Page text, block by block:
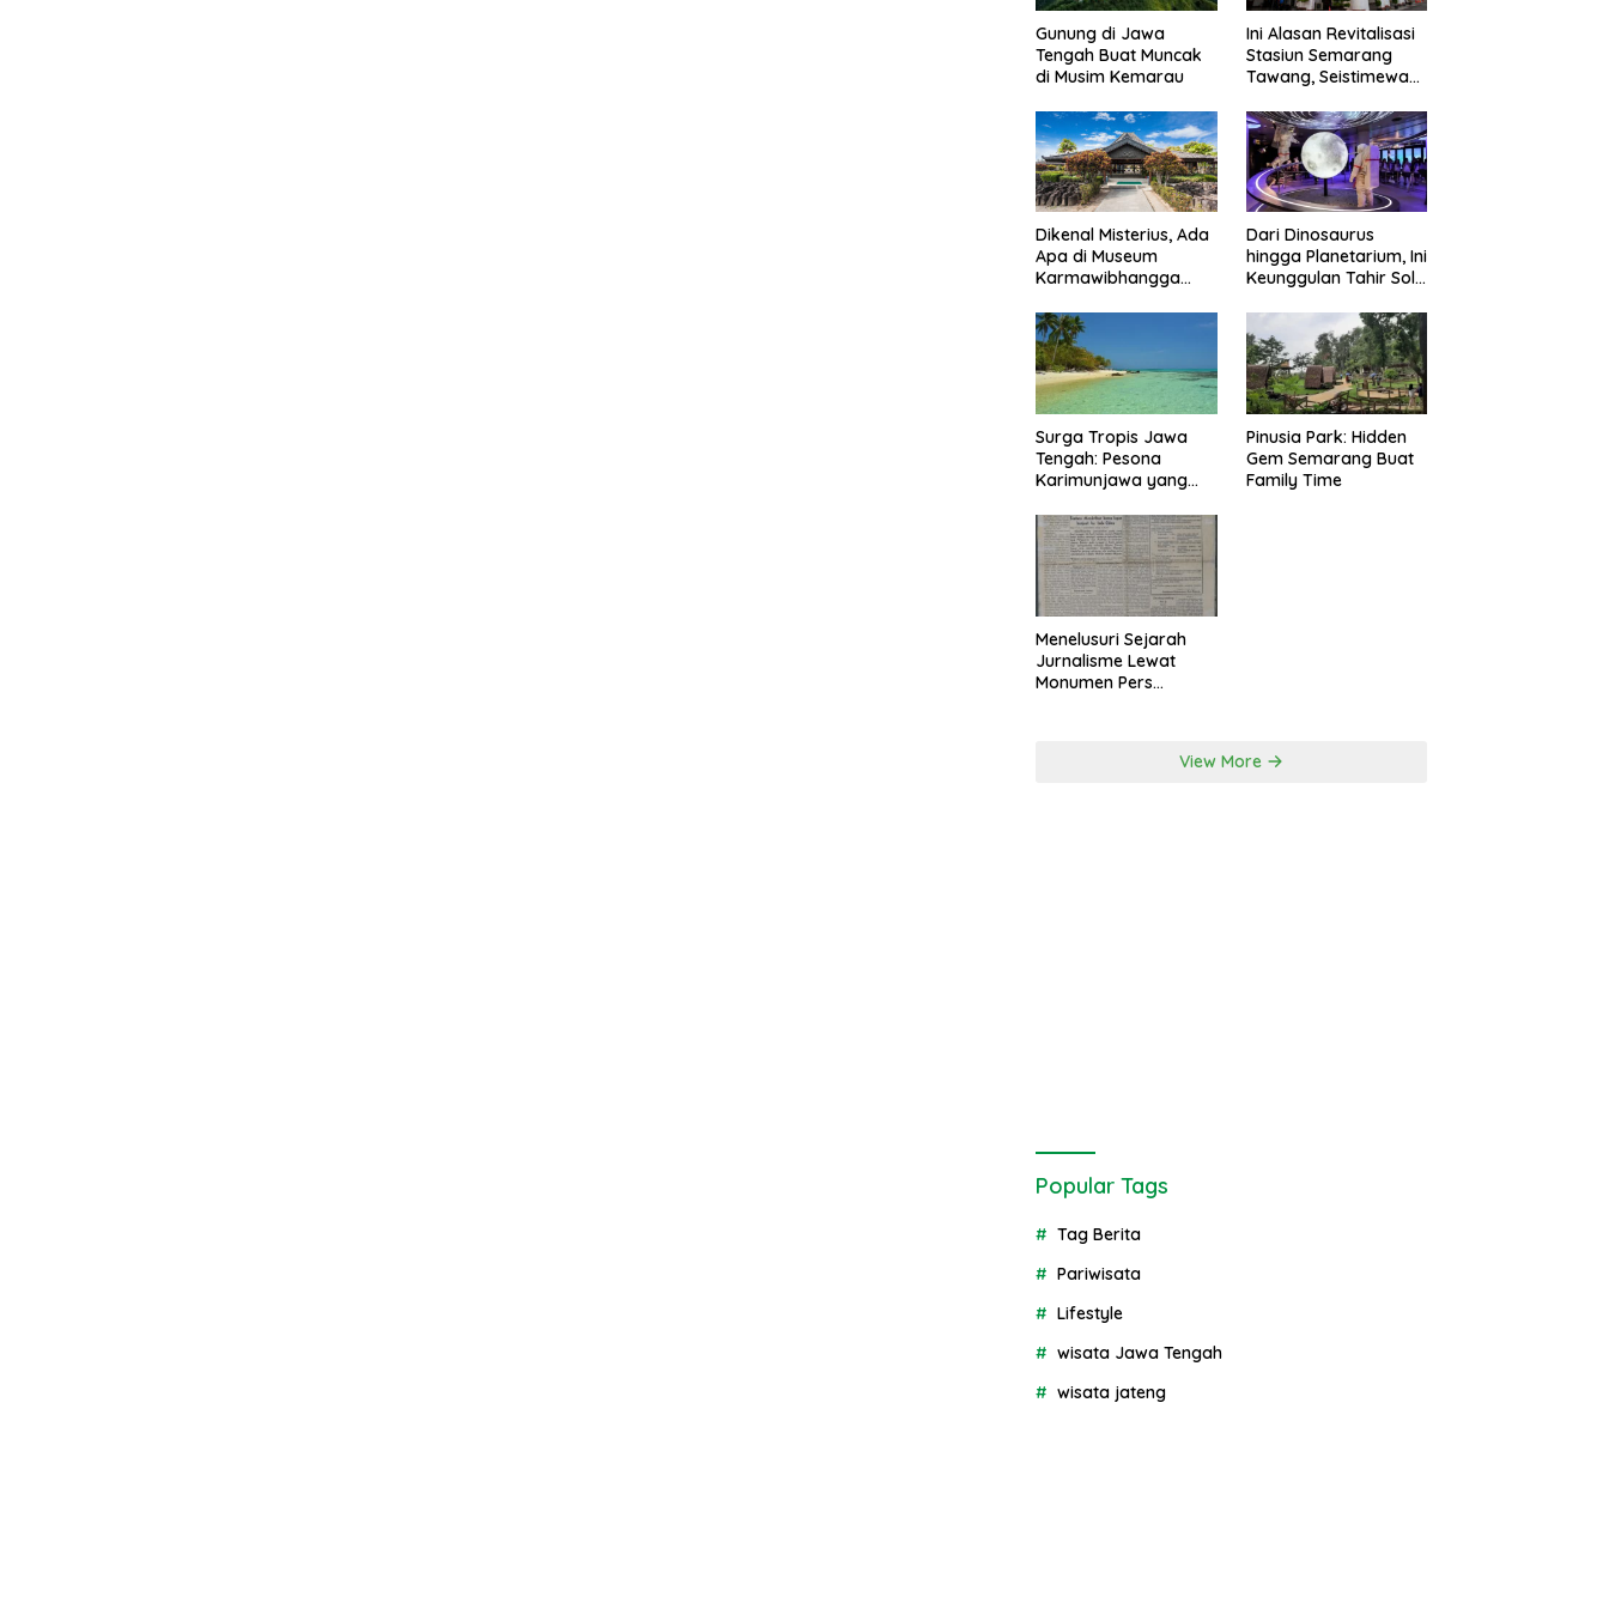
Gunung di Jawa
Tengah Buat Muncak
di Musim Kemarau
Ini Alasan Revitalisasi
Stasiun Semarang
Tawang, Seistimewa
Dikenal Misterius, Ada
Apa di Museum
Karmawibhangga
Dari Dinosaurus
hingga Planetarium, Ini
Keunggulan Tahir Solo
Surga Tropis Jawa
Tengah: Pesona
Karimunjawa yang
Pinusia Park: Hidden
Gem Semarang Buat
Family Time
Menelusuri Sejarah
Jurnalisme Lewat
Monumen Pers
View More
Popular Tags
Tag Berita
Pariwisata
Lifestyle
wisata Jawa Tengah
wisata jateng